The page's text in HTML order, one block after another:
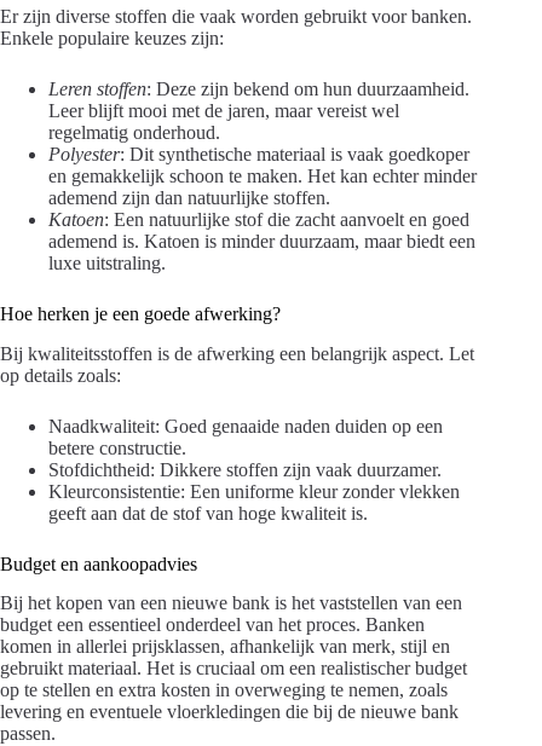
Er zijn diverse stoffen die vaak worden gebruikt voor banken.
Enkele populaire keuzes zijn:
Leren stoffen: Deze zijn bekend om hun duurzaamheid.
Leer blijft mooi met de jaren, maar vereist wel
regelmatig onderhoud.
Polyester: Dit synthetische materiaal is vaak goedkoper
en gemakkelijk schoon te maken. Het kan echter minder
ademend zijn dan natuurlijke stoffen.
Katoen: Een natuurlijke stof die zacht aanvoelt en goed
ademend is. Katoen is minder duurzaam, maar biedt een
luxe uitstraling.
Hoe herken je een goede afwerking?
Bij kwaliteitsstoffen is de afwerking een belangrijk aspect. Let
op details zoals:
Naadkwaliteit: Goed genaaide naden duiden op een
betere constructie.
Stofdichtheid: Dikkere stoffen zijn vaak duurzamer.
Kleurconsistentie: Een uniforme kleur zonder vlekken
geeft aan dat de stof van hoge kwaliteit is.
Budget en aankoopadvies
Bij het kopen van een nieuwe bank is het vaststellen van een
budget een essentieel onderdeel van het proces. Banken
komen in allerlei prijsklassen, afhankelijk van merk, stijl en
gebruikt materiaal. Het is cruciaal om een realistischer budget
op te stellen en extra kosten in overweging te nemen, zoals
levering en eventuele vloerkledingen die bij de nieuwe bank
passen.